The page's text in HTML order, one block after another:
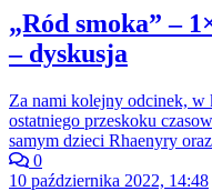
„Ród smoka” –
– dyskusja
Za nami kolejny odcinek, w
ostatniego przeskoku
samym dzieci Rhaenyry
0
10 października 2022, 14:48